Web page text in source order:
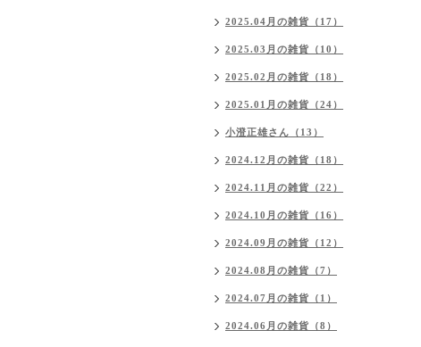
2025.04月の雑貨（17）
2025.03月の雑貨（10）
2025.02月の雑貨（18）
2025.01月の雑貨（24）
小澄正雄さん（13）
2024.12月の雑貨（18）
2024.11月の雑貨（22）
2024.10月の雑貨（16）
2024.09月の雑貨（12）
2024.08月の雑貨（7）
2024.07月の雑貨（1）
2024.06月の雑貨（8）